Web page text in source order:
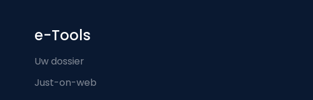
e-Tools
Uw dossier
Just-on-web